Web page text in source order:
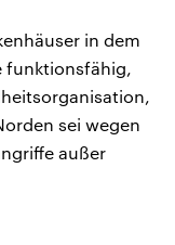
in dem
funktionsfähig,
sei wegen
außer